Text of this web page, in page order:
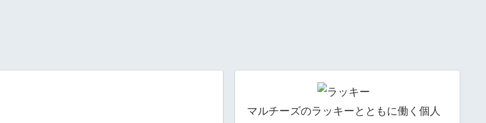
マルチーズのラッキーとともに働く個人